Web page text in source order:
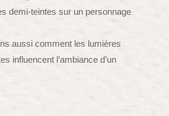
demi-teintes sur un personnage
aussi comment les lumières
influencent l’ambiance d’un